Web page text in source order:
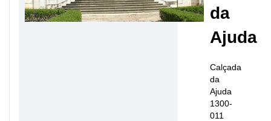
da
Ajuda
Calçada
da
Ajuda
1300-
011